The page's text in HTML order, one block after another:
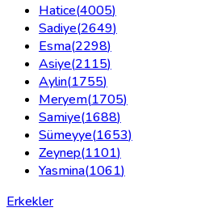
Hatice(4005)
Sadiye(2649)
Esma(2298)
Asiye(2115)
Aylin(1755)
Meryem(1705)
Samiye(1688)
Sümeyye(1653)
Zeynep(1101)
Yasmina(1061)
Erkekler